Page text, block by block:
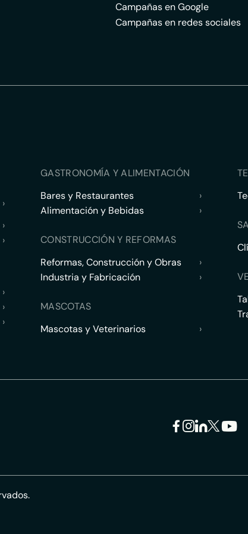
Campañas en Google
Campañas en redes sociales
›
›
›
›
›
›
GASTRONOMÍA Y ALIMENTACIÓN
Bares y Restaurantes
›
Alimentación y Bebidas
›
CONSTRUCCIÓN Y REFORMAS
Reformas, Construcción y Obras
›
Industria y Fabricación
›
MASCOTAS
Mascotas y Veterinarios
›